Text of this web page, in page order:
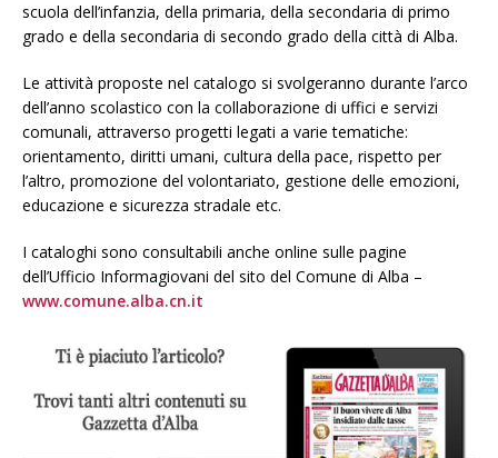
scuola dell’infanzia, della primaria, della secondaria di primo
grado e della secondaria di secondo grado della città di Alba.
Le attività proposte nel catalogo si svolgeranno durante l’arco
dell’anno scolastico con la collaborazione di uffici e servizi
comunali, attraverso progetti legati a varie tematiche:
orientamento, diritti umani, cultura della pace, rispetto per
l’altro, promozione del volontariato, gestione delle emozioni,
educazione e sicurezza stradale etc.
I cataloghi sono consultabili anche online sulle pagine
dell’Ufficio Informagiovani del sito del Comune di Alba –
www.comune.alba.cn.it